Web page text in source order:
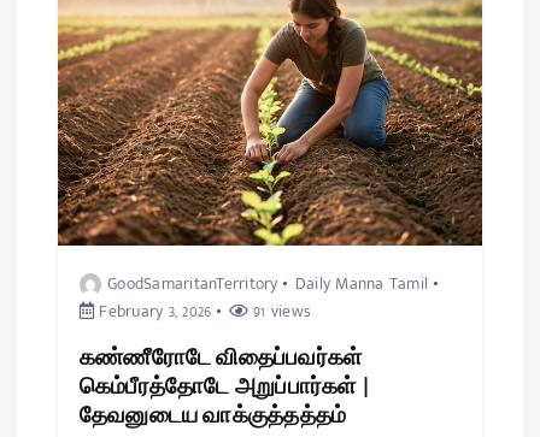
GoodSamaritanTerritory
Daily Manna Tamil
February 3, 2026
91 views
கண்ணீரோடே விதைப்பவர்கள்
கெம்பீரத்தோடே அறுப்பார்கள் |
தேவனுடைய வாக்குத்தத்தம்